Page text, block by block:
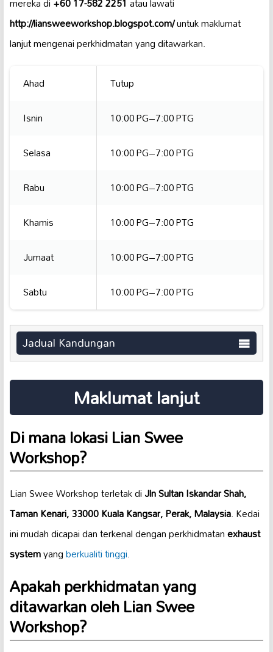
http://liansweeworkshop.blogspot.com/untuk maklumat
lanjut mengenai perkhidmatan yang ditawarkan.
Ahad
Tutup
Isnin
10:00 PG–7:00 PTG
Selasa
10:00 PG–7:00 PTG
Rabu
10:00 PG–7:00 PTG
Khamis
10:00 PG–7:00 PTG
Jumaat
10:00 PG–7:00 PTG
Sabtu
10:00 PG–7:00 PTG
Jadual Kandungan
Maklumat lanjut
Di mana lokasi Lian Swee
Workshop?
Lian Swee Workshop terletak diJln Sultan Iskandar Shah,
Taman Kenari, 33000 Kuala Kangsar, Perak, Malaysia. Kedai
ini mudah dicapai dan terkenal dengan perkhidmatanexhaust
systemyangberkualiti tinggi.
Apakah perkhidmatan yang
ditawarkan oleh Lian Swee
Workshop?